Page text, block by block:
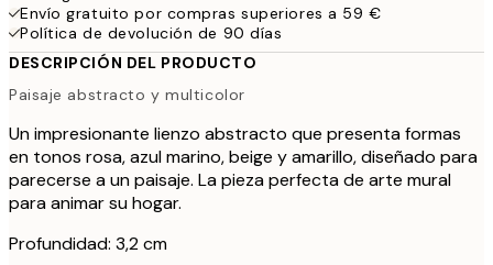
Envío gratuito por compras superiores a 59 €
Política de devolución de 90 días
DESCRIPCIÓN DEL PRODUCTO
Paisaje abstracto y multicolor
Un impresionante lienzo abstracto que presenta formas
en tonos rosa, azul marino, beige y amarillo, diseñado para
parecerse a un paisaje. La pieza perfecta de arte mural
para animar su hogar.
Profundidad: 3,2 cm